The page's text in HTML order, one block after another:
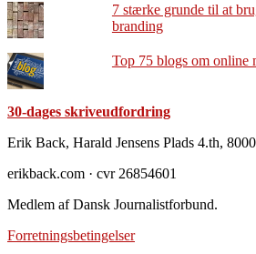
7 stærke grunde til at
branding
Top 75 blogs om online
30-dages skriveudfordring
Footer
Erik Back, Harald Jensens Plads 4.th,
erikback.com · cvr 26854601
Medlem af Dansk Journalistforbund.
Forretningsbetingelser